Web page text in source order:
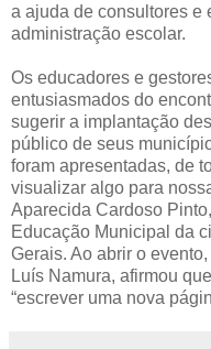
a ajuda de consultores e
administração escolar.
Os educadores e
entusiasmados do
sugerir a implantação
público de seus
foram apresentadas, de
visualizar algo para
Aparecida Cardoso
Educação Municipal da
Gerais. Ao abrir o
Luís Namura, afirmou
“escrever uma nova